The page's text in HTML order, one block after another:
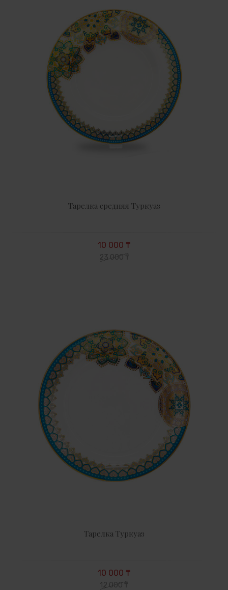
Тарелка средняя Туркуаз
10 000 ₸
23 000 ₸
Тарелка Туркуаз
10 000 ₸
12 000 ₸